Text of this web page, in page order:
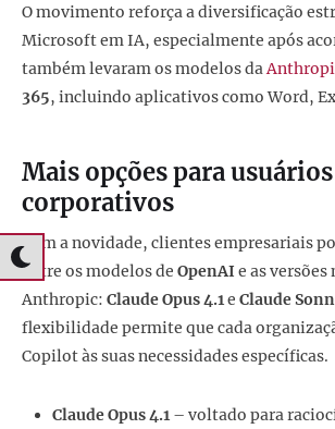
O movimento reforça a diversificação
Microsoft em IA, especialmente após
também levaram os modelos da
365, incluindo aplicativos como Word,
Mais opções para usuários
corporativos
Com a novidade, clientes empresariais
entre os modelos de OpenAI e as versões
Anthropic: Claude Opus 4.1e Claude
flexibilidade permite que cada
Copilot às suas necessidades específicas.
Claude Opus 4.1 – voltado para